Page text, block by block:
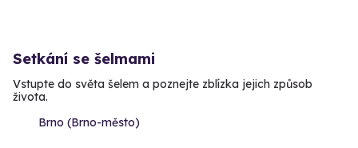
Setkání se šelmami
Vstupte do světa šelem a poznejte zblízka jejich způsob
života.
Brno (Brno-město)